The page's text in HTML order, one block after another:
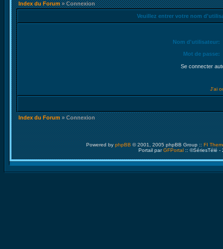
Index du Forum» Connexion
Veuillez entrer votre nom
Nom d'utilisateur:
Mot de passe:
Se connecter
J'ai
Index du Forum» Connexion
Powered byphpBB© 2001, 2005 phpBB Group ::FI
Portail parGFPortal:: ©SériesTélé -